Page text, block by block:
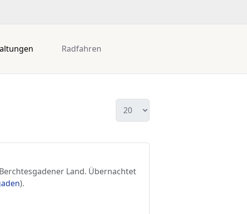
Radfahren
Land. Übernachtet
).